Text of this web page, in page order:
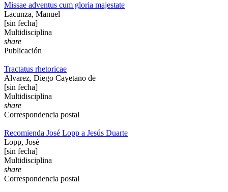
Missae adventus cum gloria majestate
Lacunza, Manuel
[sin fecha]
Multidisciplina
share
Publicación
Tractatus rhetoricae
Alvarez, Diego Cayetano de
[sin fecha]
Multidisciplina
share
Correspondencia postal
Recomienda José Lopp a Jesús Duarte
Lopp, José
[sin fecha]
Multidisciplina
share
Correspondencia postal